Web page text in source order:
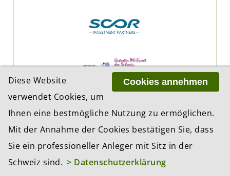
Cookies annehmen
Diese Website
verwendet Cookies, um
Ihnen eine bestmögliche Nutzung zu ermöglichen.
Mit der Annahme der Cookies bestätigen Sie, dass
Sie ein professioneller Anleger mit Sitz in der
Schweiz sind. > Datenschutzerklärung